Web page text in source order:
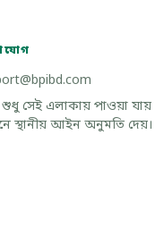
শুধু সেই এলাকায় পাওয়া যায়
স্থানীয় আইন অনুমতি দেয়।